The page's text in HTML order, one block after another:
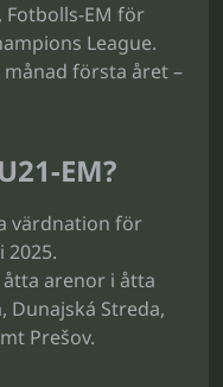
Fotbolls-EM för
League.
första året –
EM?
värdnation för
2025.
arenor i åtta
Dunajská Streda,
Prešov.